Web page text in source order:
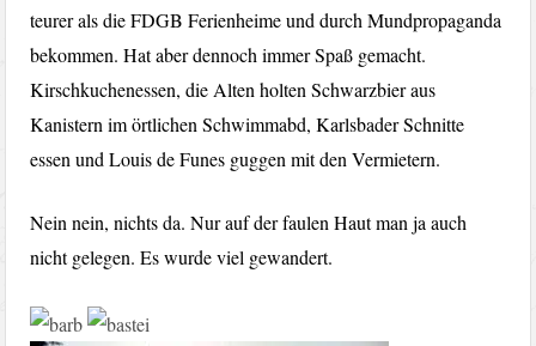
teurer als die FDGB Ferienheime und durch Mundpropaganda
bekommen. Hat aber dennoch immer Spaß gemacht.
Kirschkuchenessen, die Alten holten Schwarzbier aus
Kanistern im örtlichen Schwimmabd, Karlsbader Schnitte
essen und Louis de Funes guggen mit den Vermietern.
Nein nein, nichts da. Nur auf der faulen Haut man ja auch
nicht gelegen. Es wurde viel gewandert.